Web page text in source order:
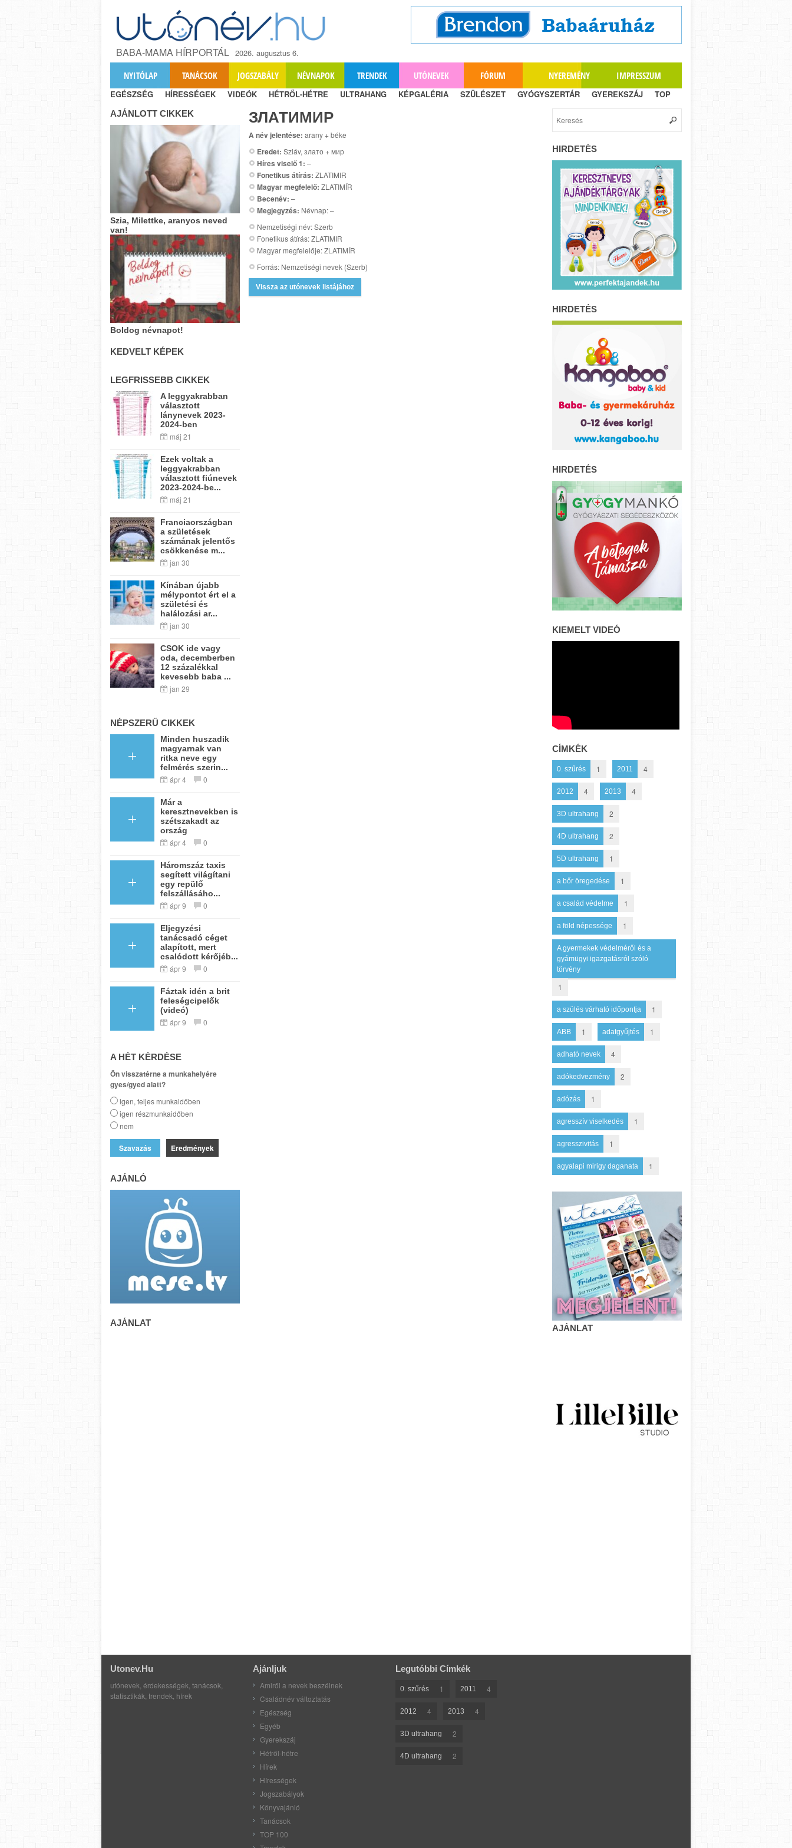
BABA-MAMA HÍRPORTÁL 2026. augusztus 6.
NYITÓLAP TANÁCSOK JOGSZABÁLY NÉVNAPOK TRENDEK UTÓNEVEK FÓRUM NYEREMÉNY IMPRESSZUM
EGÉSZSÉG HÍRESSÉGEK VIDEÓK HÉTRŐL-HÉTRE ULTRAHANG KÉPGALÉRIA SZÜLÉSZET GYÓGYSZERTÁR GYEREKSZÁJ TOP
ЗЛАТИМИР
A név jelentése: arany + béke
Eredet: Szláv, злато + мир
Híres viselő 1: –
Fonetikus átírás: ZLATIMIR
Magyar megfelelő: ZLATIMÍR
Becenév: –
Megjegyzés: Névnap: –
Nemzetiségi név: Szerb
Fonetikus átírás: ZLATIMIR
Magyar megfelelője: ZLATIMÍR
Forrás: Nemzetiségi nevek (Szerb)
Vissza az utónevek listájához
AJÁNLOTT CIKKEK
Szia, Milettke, aranyos neved
van!
Boldog névnapot!
KEDVELT KÉPEK
LEGFRISSEBB CIKKEK
A leggyakrabban
választott
lánynevek 2023-
2024-ben
máj 21
Ezek voltak a
leggyakrabban
választott fiúnevek
2023-2024-be...
máj 21
Franciaországban
a születések
számának jelentős
csökkenése m...
jan 30
Kínában újabb
mélypontot ért el a
születési és
halálozási ar...
jan 30
CSOK ide vagy
oda, decemberben
12 százalékkal
kevesebb baba ...
jan 29
NÉPSZERŰ CIKKEK
Minden huszadik
magyarnak van
ritka neve egy
felmérés szerin...
ápr 4 0
Már a
keresztnevekben is
szétszakadt az
ország
ápr 4 0
Háromszáz taxis
segített világítani
egy repülő
felszállásáho...
ápr 9 0
Eljegyzési
tanácsadó céget
alapított, mert
csalódott kérőjéb...
ápr 9 0
Fáztak idén a brit
feleségcipelők
(videó)
ápr 9 0
A HÉT KÉRDÉSE
Ön visszatérne a munkahelyére
gyes/gyed alatt?
igen, teljes munkaidőben
igen részmunkaidőben
nem
Eredmények
AJÁNLÓ
AJÁNLAT
HIRDETÉS
HIRDETÉS
HIRDETÉS
KIEMELT VIDEÓ
CÍMKÉK
0. szűrés 1 2011 4
2012 4 2013 4
3D ultrahang 2
4D ultrahang 2
5D ultrahang 1
a bőr öregedése 1
a család védelme 1
a föld népessége 1
A gyermekek védelméről és a
gyámügyi igazgatásról szóló
törvény
1
a szülés várható időpontja 1
ABB 1 adatgyűjtés 1
adható nevek 4
adókedvezmény 2
adózás 1
agresszív viselkedés 1
agresszivitás 1
agyalapi mirigy daganata 1
AJÁNLAT
Utonev.hu
utónevek, érdekességek, tanácsok,
statisztikák, trendek, hírek
Ajánljuk
Amiről a nevek beszélnek
Családnév változtatás
Egészség
Egyéb
Gyerekszáj
Hétről-hétre
Hírek
Hírességek
Jogszabályok
Könyvajánló
Tanácsok
TOP 100
Legutóbbi Címkék
0. szűrés 1 2011 4
2012 4 2013 4
3D ultrahang 2
4D ultrahang 2